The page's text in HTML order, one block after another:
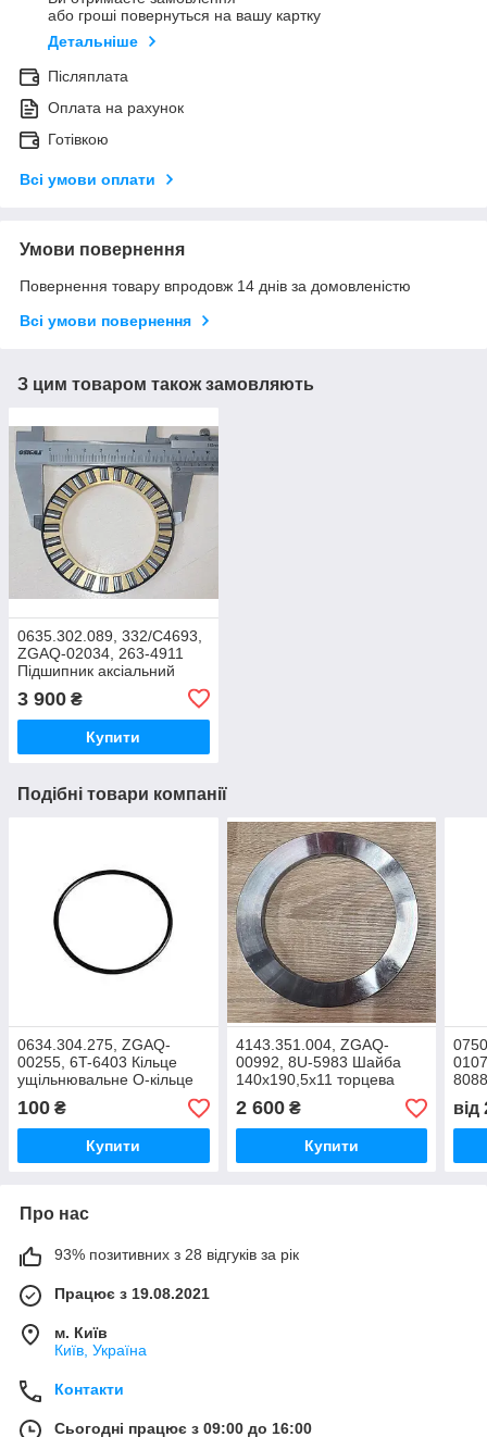
або гроші повернуться на вашу картку
Детальніше
Післяплата
Оплата на рахунок
Готівкою
Всі умови оплати
Умови повернення
Повернення товару впродовж 14 днів за домовленістю
Всі умови повернення
З цим товаром також замовляють
0635.302.089, 332/C4693,
ZGAQ-02034, 263-4911
Підшипник аксіальний
55x78x6 КПП HL 270, HL
290
3 900 ₴
Купити
Подібні товари компанії
0634.304.275, ZGAQ-
00255, 6T-6403 Кільце
ущільнювальне О-кільце
27х2мм КПП
100 ₴
Купити
4143.351.004, ZGAQ-
00992, 8U-5983 Шайба
140х190,5х11 торцева
упорна КПП ZF
2 600₴
Купити
від
Про нас
93% позитивних з 28 відгуків за рік
Працює з 19.08.2021
м. Київ
Київ, Україна
Контакти
Сьогодні працює з 09:00 до 16:00